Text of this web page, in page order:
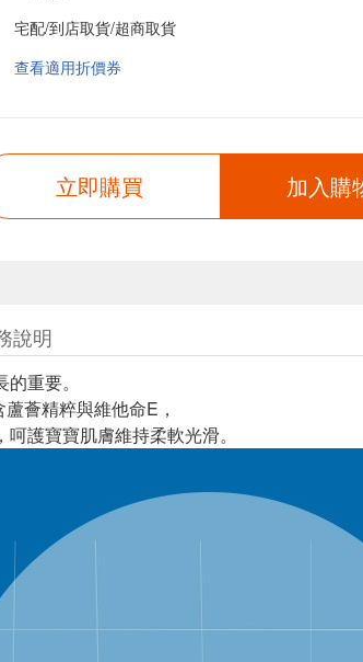
宅配/到店取貨/超商取貨
查看適用折價券
立即購買 加入購
說明
重要。
薈精粹與維他命E，
護寶寶肌膚維持柔軟光滑。